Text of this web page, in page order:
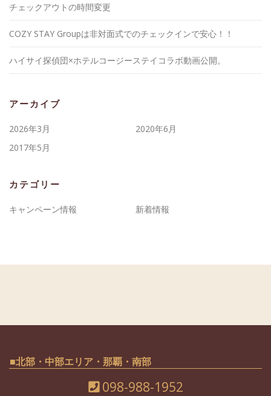
チェックアウトの時間変更
COZY STAY Groupは非対面式でのチェックインで安心！！
ハイサイ探偵団×ホテルコージーステイコラボ動画公開。
アーカイブ
2026年3月
2020年6月
2017年5月
カテゴリー
キャンペーン情報 新着情報
■北部・中部エリア・那覇・南部
098-988-1952